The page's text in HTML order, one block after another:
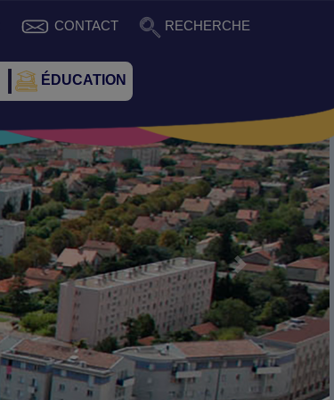
CONTACT RECHERCHE
ÉDUCATION
Suivant